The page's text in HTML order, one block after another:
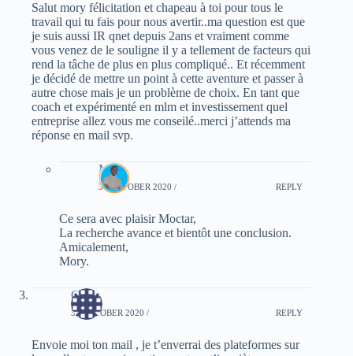
Salut mory félicitation et chapeau à toi pour tous le
travail qui tu fais pour nous avertir..ma question est que
je suis aussi IR qnet depuis 2ans et vraiment comme
vous venez de le souligne il y a tellement de facteurs qui
rend la tâche de plus en plus compliqué.. Et récemment
je décidé de mettre un point à cette aventure et passer à
autre chose mais je un problème de choix. En tant que
coach et expérimenté en mlm et investissement quel
entreprise allez vous me conseilé..merci j’attends ma
réponse en mail svp.
Mory
30 OCTOBER 2020 / REPLY
Ce sera avec plaisir Moctar,
La recherche avance et bientôt une conclusion.
Amicalement,
Mory.
Onel
30 OCTOBER 2020 / REPLY
Envoie moi ton mail , je t’enverrai des plateformes sur